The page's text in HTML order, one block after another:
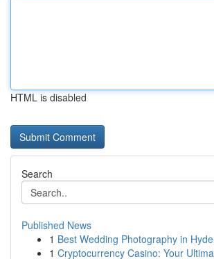
HTML is disabled
Search
Published News
1 Best Wedding Photography in
1 Cryptocurrency Casino: Your